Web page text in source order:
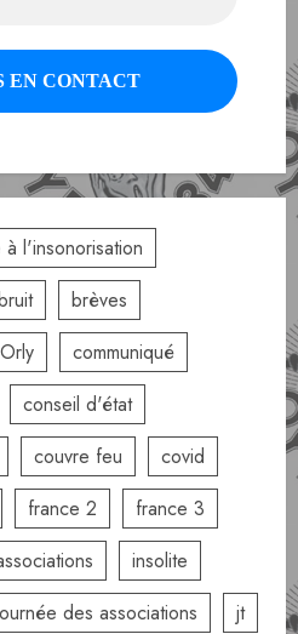
à l'insonorisation
brèves
communiqué
conseil d'état
couvre feu
covid
france 2
france 3
insolite
des associations jt